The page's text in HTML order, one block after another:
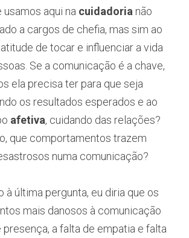
usamos aqui na cuidadoria não
a cargos de chefia, mas sim ao
de tocar e influenciar a vida
Se a comunicação é a chave,
os resultados esperados e ao
afetiva, cuidando das relações?
que comportamentos trazem
numa comunicação?
à última pergunta, eu diria que os
mais danosos à comunicação
presença, a falta de empatia e falta